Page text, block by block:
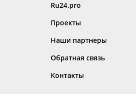
Ru24.pro
Проекты
Наши партнеры
Обратная связь
Контакты